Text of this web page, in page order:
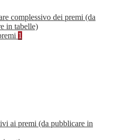
complessivo dei premi (da
in tabelle)
1
ai premi (da pubblicare in